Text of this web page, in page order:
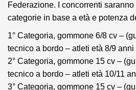
Federazione. I concorrenti
categorie in base a età e potenza
1° Categoria, gommone 6/8 cv –
tecnico a bordo – atleti età 8/9
2° Categoria, gommone 15 cv –
tecnico a bordo – atleti età 10/11
3° Categoria, gommone 15 cv –